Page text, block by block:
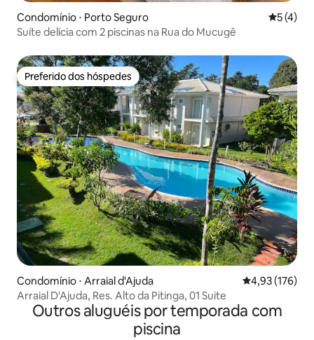
Condomínio ⋅ Porto Seguro 5 de
5 (4)
Suíte delícia com 2 piscinas na Rua do Mucugê
Preferido dos hóspedes
Preferido dos hóspedes
Condomínio ⋅ Arraial d'Ajuda 4,93 de uma
4,93 (176)
Arraial D'Ajuda, Res. Alto da Pitinga, 01 Suite
Outros aluguéis por temporada com
piscina